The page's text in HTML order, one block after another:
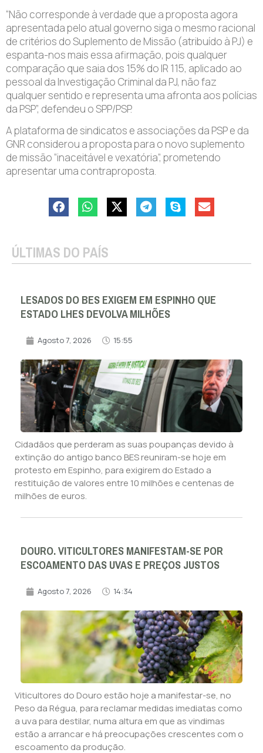
“Não corresponde à verdade que a proposta agora
apresentada pelo atual governo siga o mesmo racional
de critérios do Suplemento de Missão (atribuído à PJ) e
espanta-nos mais essa afirmação, pois qualquer
comparação que saia dos 15% do IR 115, aplicado ao
pessoal da Investigação Criminal da PJ, não faz
qualquer sentido e representa uma afronta aos polícias
da PSP”, defendeu o SPP/PSP.
A plataforma de sindicatos e associações da PSP e da
GNR considerou a proposta para o novo suplemento
de missão “inaceitável e vexatória”, prometendo
apresentar uma contraproposta.
ÚLTIMAS DO PAÍS
LESADOS DO BES EXIGEM EM ESPINHO QUE
ESTADO LHES DEVOLVA MILHÕES
Agosto 7, 2026 15:55
Cidadãos que perderam as suas poupanças devido à
extinção do antigo banco BES reuniram-se hoje em
protesto em Espinho, para exigirem do Estado a
restituição de valores entre 10 milhões e centenas de
milhões de euros.
DOURO. VITICULTORES MANIFESTAM-SE POR
ESCOAMENTO DAS UVAS E PREÇOS JUSTOS
Agosto 7, 2026 14:34
Viticultores do Douro estão hoje a manifestar-se, no
Peso da Régua, para reclamar medidas imediatas como
a uva para destilar, numa altura em que as vindimas
estão a arrancar e há preocupações crescentes com o
escoamento da produção.